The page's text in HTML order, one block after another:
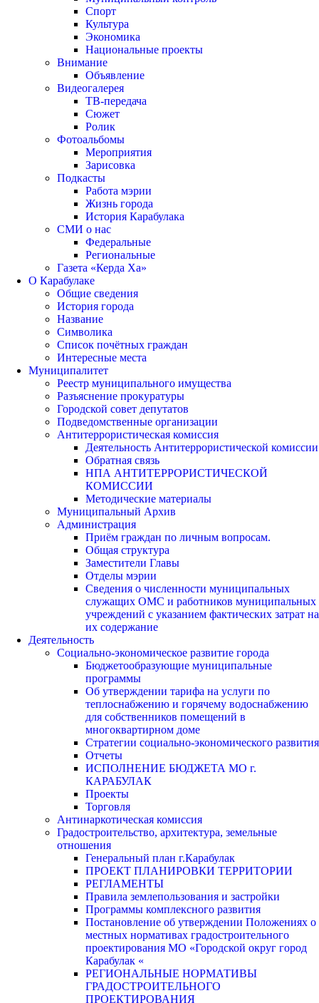
Спорт
Культура
Экономика
Национальные проекты
Внимание
Объявление
Видеогалерея
ТВ-передача
Сюжет
Ролик
Фотоальбомы
Мероприятия
Зарисовка
Подкасты
Работа мэрии
Жизнь города
История Карабулака
СМИ о нас
Федеральные
Региональные
Газета «Керда Ха»
О Карабулаке
Общие сведения
История города
Название
Символика
Список почётных граждан
Интересные места
Муниципалитет
Реестр муниципального имущества
Разъяснение прокуратуры
Городской совет депутатов
Подведомственные организации
Антитеррористическая комиссия
Деятельность Антитеррористической комиссии
Обратная связь
НПА АНТИТЕРРОРИСТИЧЕСКОЙ
КОМИССИИ
Методические материалы
Муниципальный Архив
Администрация
Приём граждан по личным вопросам.
Общая структура
Заместители Главы
Отделы мэрии
Сведения о численности муниципальных
служащих ОМС и работников муниципальных
учреждений с указанием фактических затрат на
их содержание
Деятельность
Социально-экономическое развитие города
Бюджетообразующие муниципальные
программы
Об утверждении тарифа на услуги по
теплоснабжению и горячему водоснабжению
для собственников помещений в
многоквартирном доме
Стратегии социально-экономического развития
Отчеты
ИСПОЛНЕНИЕ БЮДЖЕТА МО г.
КАРАБУЛАК
Проекты
Торговля
Антинаркотическая комиссия
Градостроительство, архитектура, земельные
отношения
Генеральный план г.Карабулак
ПРОЕКТ ПЛАНИРОВКИ ТЕРРИТОРИИ
РЕГЛАМЕНТЫ
Правила землепользования и застройки
Программы комплексного развития
Постановление об утверждении Положениях о
местных нормативах градостроительного
проектирования МО «Городской округ город
Карабулак «
РЕГИОНАЛЬНЫЕ НОРМАТИВЫ
ГРАДОСТРОИТЕЛЬНОГО
ПРОЕКТИРОВАНИЯ